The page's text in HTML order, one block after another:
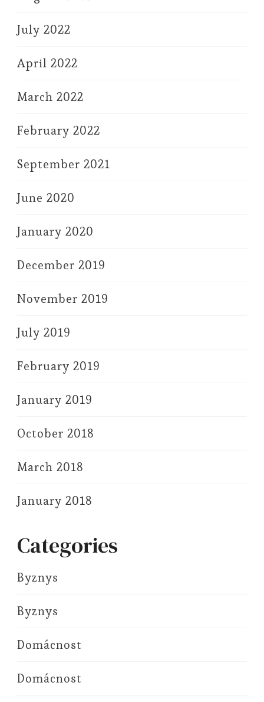
July 2022
April 2022
March 2022
February 2022
September 2021
June 2020
January 2020
December 2019
November 2019
July 2019
February 2019
January 2019
October 2018
March 2018
January 2018
Categories
Byznys
Byznys
Domácnost
Domácnost